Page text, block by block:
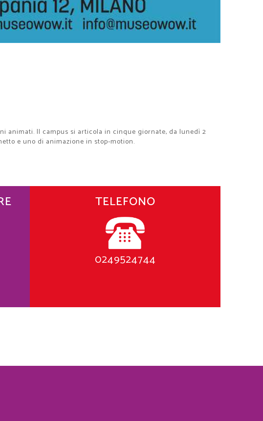
animati. Il campus si articola in cinque giornate, da lunedì 2
e uno di animazione in stop-motion.
TELEFONO
0249524744